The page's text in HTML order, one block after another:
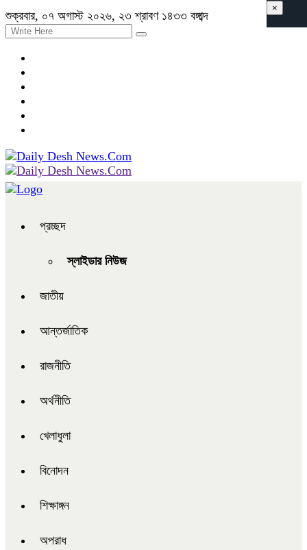
শুক্রবার, ০৭ অগাস্ট ২০২৬, ২৩ শ্রাবণ ১৪৩৩ বঙ্গাব্দ
প্রচ্ছদ
স্লাইডার নিউজ
জাতীয়
আন্তর্জাতিক
রাজনীতি
অর্থনীতি
খেলাধুলা
বিনোদন
শিক্ষাঙ্গন
অপরাধ
×